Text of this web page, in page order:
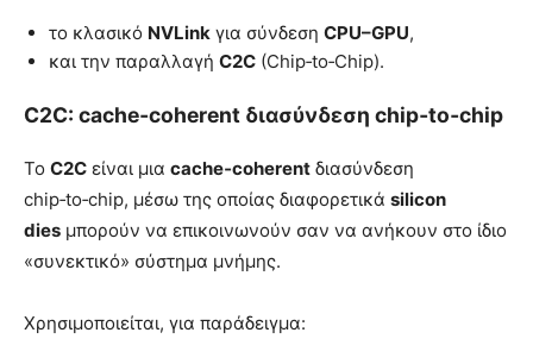
το κλασικό NVLink για σύνδεση CPU–GPU,
και την παραλλαγή C2C (Chip‑to‑Chip).
C2C: cache‑coherent διασύνδεση chip‑to‑chip
Το C2C είναι μια cache‑coherent διασύνδεση
chip‑to‑chip, μέσω της οποίας διαφορετικά silicon
dies μπορούν να επικοινωνούν σαν να ανήκουν στο ίδιο
«συνεκτικό» σύστημα μνήμης.
Χρησιμοποιείται, για παράδειγμα: